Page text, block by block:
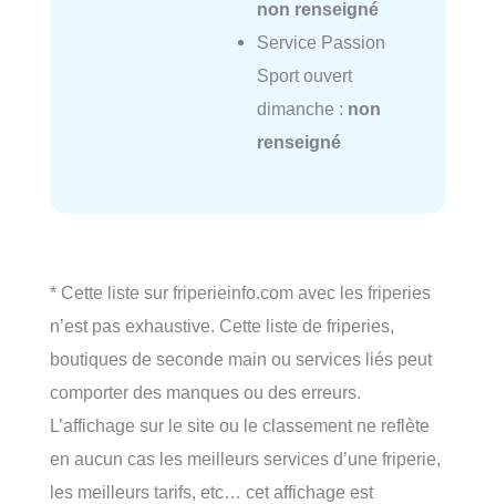
non renseigné
Service Passion
Sport ouvert
dimanche : non
renseigné
* Cette liste sur friperieinfo.com avec les friperies
n’est pas exhaustive. Cette liste de friperies,
boutiques de seconde main ou services liés peut
comporter des manques ou des erreurs.
L’affichage sur le site ou le classement ne reflète
en aucun cas les meilleurs services d’une friperie,
les meilleurs tarifs, etc… cet affichage est